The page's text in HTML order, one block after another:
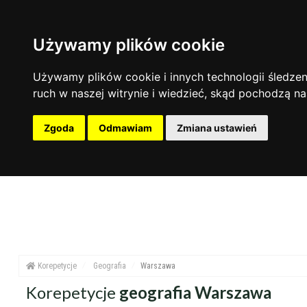
Używamy plików cookie
Używamy plików cookie i innych technologii
ruch w naszej witrynie i wiedzieć, skąd pochodzą
Zgoda Odmawiam Zmiana ustawień
zakres nauczania
Szkoła podstawowa
Gimnazjum
Liceum
Przygotowania do matury
zakres dni
Wtorek
Środa
Czwartek
Piątek
u korepetytora
online
Korepetycje Geografia Warszawa
Korepetycje geografia Warszawa